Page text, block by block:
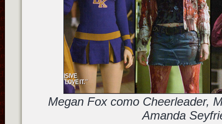
Megan Fox como Cheerleader,
Amanda